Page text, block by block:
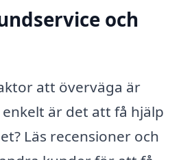
och
att överväga är
är det att få hjälp
Läs recensioner och